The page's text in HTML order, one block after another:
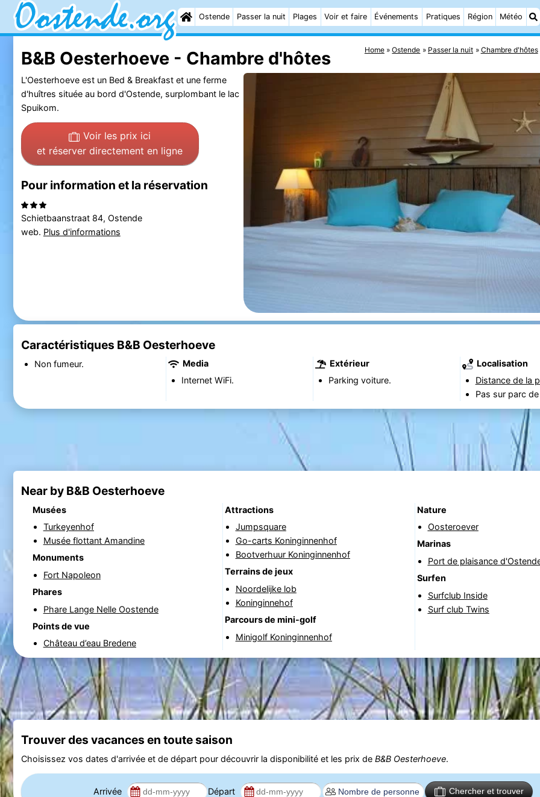
Ostende Passer la nuit Plages Voir et faire Événements Pratiques Région Météo
Home Ostende Passer la nuit Chambre d'hôtes
B&B Oesterhoeve - Chambre d'hôtes
L'Oesterhoeve est un Bed & Breakfast et une ferme
d'huîtres située au bord d'Ostende, surplombant le lac
Spuikom.
Voir les prix ici
et réserver directement en ligne
Pour information et la réservation
Schietbaanstraat 84, Ostende
web. Plus d'informations
Caractéristiques B&B Oesterhoeve
Non fumeur.
Media
Internet WiFi.
Extérieur
Parking voiture.
Localisation
Distance de la
Pas sur parc
Near by B&B Oesterhoeve
Musées
Turkeyenhof
Musée flottant Amandine
Monuments
Fort Napoleon
Phares
Phare Lange Nelle Oostende
Points de vue
Château d’eau Bredene
Attractions
Jumpsquare
Go-carts Koninginnenhof
Bootverhuur Koninginnenhof
Terrains de jeux
Noordelijke lob
Koninginnehof
Parcours de mini-golf
Minigolf Koninginnenhof
Nature
Oosteroever
Marinas
Port de plaisance
Surfen
Surfclub Inside
Surf club Twins
Trouver des vacances en toute saison
Choisissez vos dates d'arrivée et de départ pour découvrir la disponibilité et les prix de B&B Oesterhoeve.
Arrivée Départ Chercher et trouver